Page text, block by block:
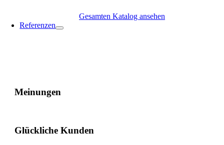
Gesamten Katalog ansehen
Referenzen
Meinungen
Glückliche Kunden